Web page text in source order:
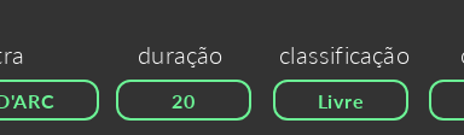
duração classificação
20 Livre